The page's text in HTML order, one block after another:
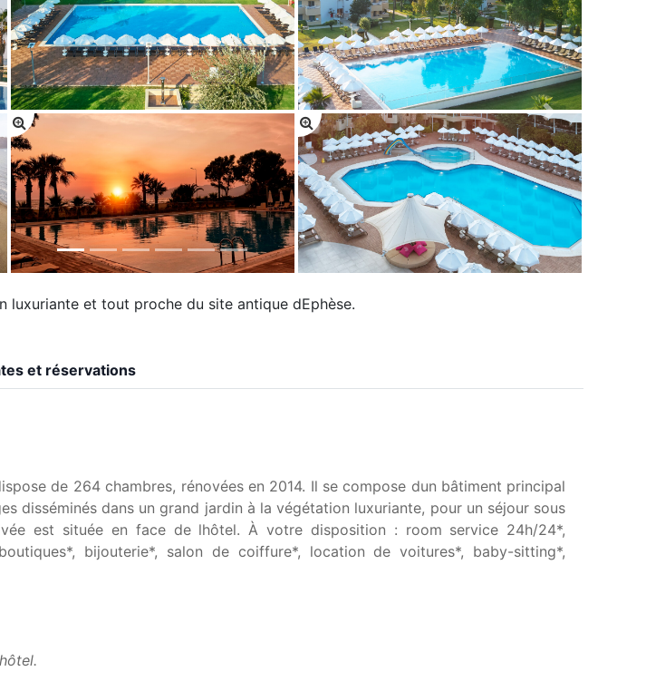
et tout proche du site antique dEphèse.
et réservations
de 264 chambres, rénovées en 2014. Il se compose dun bâtiment principal
disséminés dans un grand jardin à la végétation luxuriante, pour un séjour sous
est située en face de lhôtel. À votre disposition : room service 24h/24*,
bijouterie*, salon de coiffure*, location de voitures*, baby-sitting*,